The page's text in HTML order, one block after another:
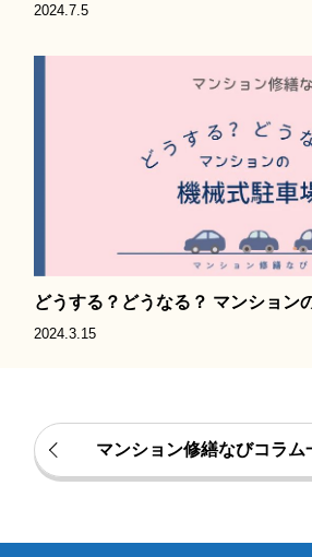
2024.7.5
どうする？どうなる？ マンション
2024.3.15
マンション修繕なびコラム